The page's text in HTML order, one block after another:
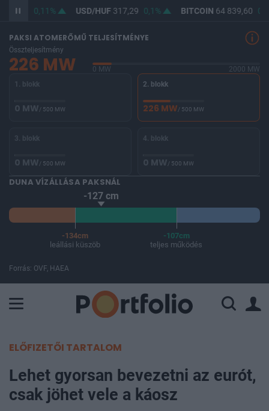
365,81 0,11% USD/HUF317,29 0,1% BITCOIN64 839,60
PAKSI ATOMERŐMŰ TELJESÍTMÉNYE
Összteljesítmény
226 MW 0 MW
2000 MW
1. blokk
0 MW/ 500 MW
2. blokk
226 MW/ 500 MW
3. blokk
0 MW/ 500 MW
4. blokk
0 MW/ 500 MW
DUNA VÍZÁLLÁSA PAKSNÁL
-127 cm
-134cm
leállási küszöb
-107cm
teljes működés
Forrás: OVF, HAEA
ELŐFIZETŐI TARTALOM
Lehet gyorsan bevezetni az eurót,
csak jöhet vele a káosz